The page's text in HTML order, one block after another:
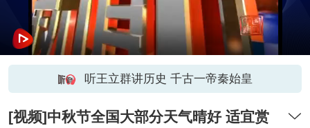
听王立群讲历史 千古一帝秦始皇
[视频]中秋节全国大部分天气晴好 适宜赏